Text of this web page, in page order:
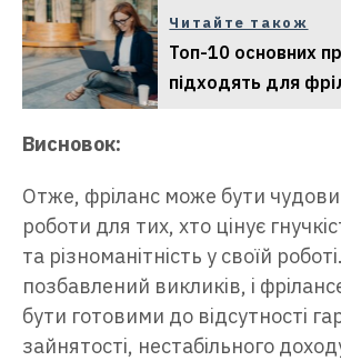
Читайте також
Топ-10 основних
підходять для
Висновок:
Отже, фріланс може бути
роботи для тих, хто цінує
та різноманітність у своїй
позбавлений викликів, і
бути готовими до відсутності
зайнятості, нестабільного